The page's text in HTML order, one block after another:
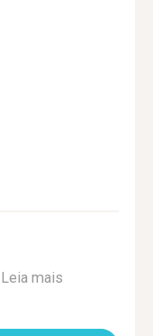
Leia mais